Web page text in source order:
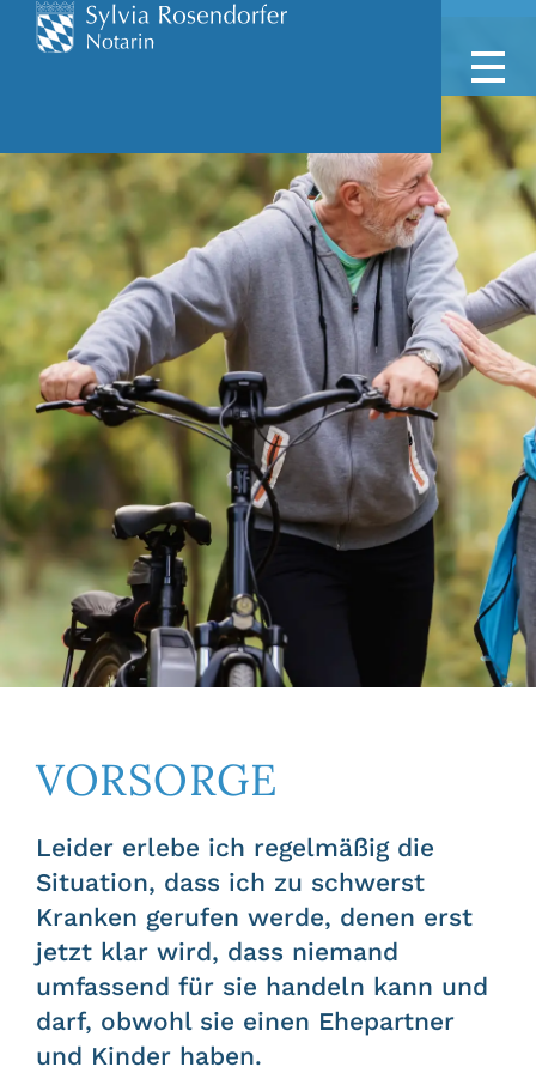
VORSORGE
Leider erlebe ich regelmäßig die
Situation, dass ich zu schwerst
Kranken gerufen werde, denen erst
jetzt klar wird, dass niemand
umfassend für sie handeln kann und
darf, obwohl sie einen Ehepartner
und Kinder haben.